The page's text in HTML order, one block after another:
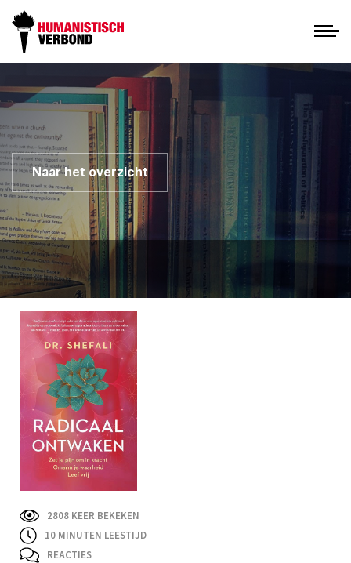
Naar het overzicht
2808 KEER BEKEKEN
10 MINUTEN LEESTIJD
REACTIES